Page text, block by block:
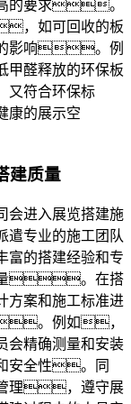
高的要求。
，如可回收的板
影响。例
醛释放的环保板
符合环保标
的展示空
建质量
进入展览搭建施
专业的施工团队
的搭建经验和专
量。在搭
案和施工标准进
。例如，
精确测量和安装
安全性。同
理，遵守展